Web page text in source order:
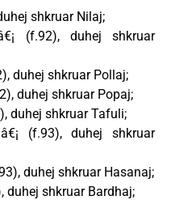
shkruar Nilaj;
(f.92), duhej shkruar
duhej shkruar Pollaj;
duhej shkruar Popaj;
duhej shkruar Tafuli;
(f.93), duhej shkruar
duhej shkruar Hasanaj;
duhej shkruar Bardhaj;